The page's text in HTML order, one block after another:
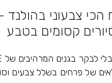
הכי צבעוני בהולנד
קסומים בטבע
של פרחים בשלל צבעים